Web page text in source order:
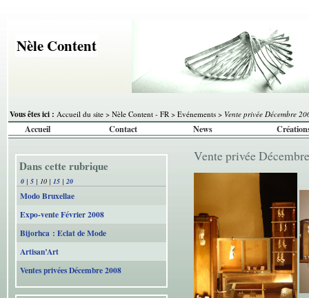
Nèle Content
Vous êtes ici : Accueil du site > Nèle Content - FR > Evénements > Vente privée Décembre
Accueil Contact News
Dans cette rubrique
0 | 5 | 10 | 15 | 20
Modo Bruxellae
Expo-vente Février 2008
Bijorhca : Eclat de Mode
Artisan’Art
Ventes privées Décembre 2008
Vente privée